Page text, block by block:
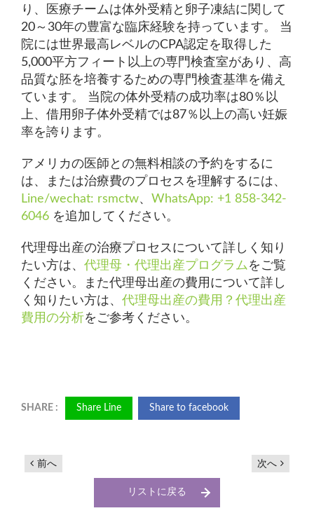
り、医療チームは体外受精と卵子凍結に関して
20～30年の豊富な臨床経験を持っています。 当
院には世界最高レベルのCPA認定を取得した
5,000平方フィート以上の専門検査室があり、高
品質な胚を培養するための専門検査基準を備え
ています。 当院の体外受精の成功率は80％以
上、借用卵子体外受精では87％以上の高い妊娠
率を誇ります。
アメリカの医師との無料相談の予約をするに
は、または治療費のプロセスを理解するには、
Line/wechat: rsmctw、 WhatsApp: +1 858-342-
6046 を追加してください。
代理母出産の治療プロセスについて詳しく知り
たい方は、 代理母・代理出産プログラムをご覧
ください。また代理母出産の費用について詳し
く知りたい方は、 代理母出産の費用？代理出産
費用の分析をご参考ください。
Share Line Share to facebook
前へ 次へ
リストに戻る